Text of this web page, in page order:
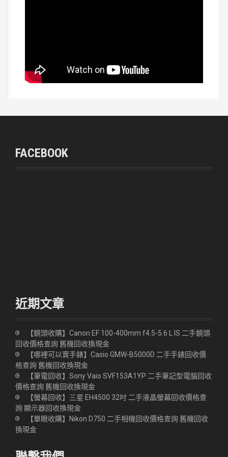
FACEBOOK
近期文章
【鏡頭收購】Canon EF 100-400mm f4.5-5.6 L IS 二手鏡頭
回收價格查詢 舊機回收換現金
【哪裡可以賣手錶】Casio GMW-B5000D 二手手錶回收價
格查詢 舊機回收換現金
【筆電回收】Sony Vaio SVF153A1YP 二手筆記型電腦回收
價格查詢 舊機回收換現金
【螢幕回收】三星 EH4500 32吋 二手液晶螢幕回收價格查
詢 顯示器回收換現金
【單眼收購】Nikon D750 二手相機回收價格查詢 舊機回收
換現金